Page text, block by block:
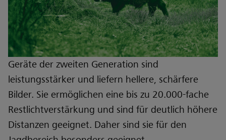
Geräte der zweiten Generation sind
leistungsstärker und liefern hellere, schärfere
Bilder. Sie ermöglichen eine bis zu 20.000-fache
Restlichtverstärkung und sind für deutlich höhere
Distanzen geeignet. Daher sind sie für den